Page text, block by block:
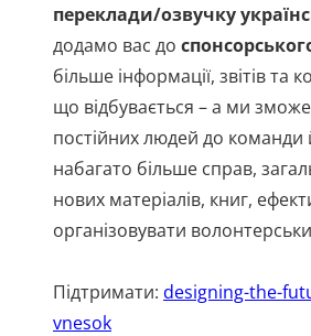
переклади/озвучку
додамо вас до
більше інформації, звітів та
що відбувається – а ми
постійних людей до команди
набагато більше справ,
нових матеріалів, книг,
організовувати
Підтримати: designing-the-
vnesok